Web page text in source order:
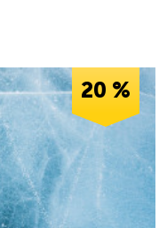
20 %